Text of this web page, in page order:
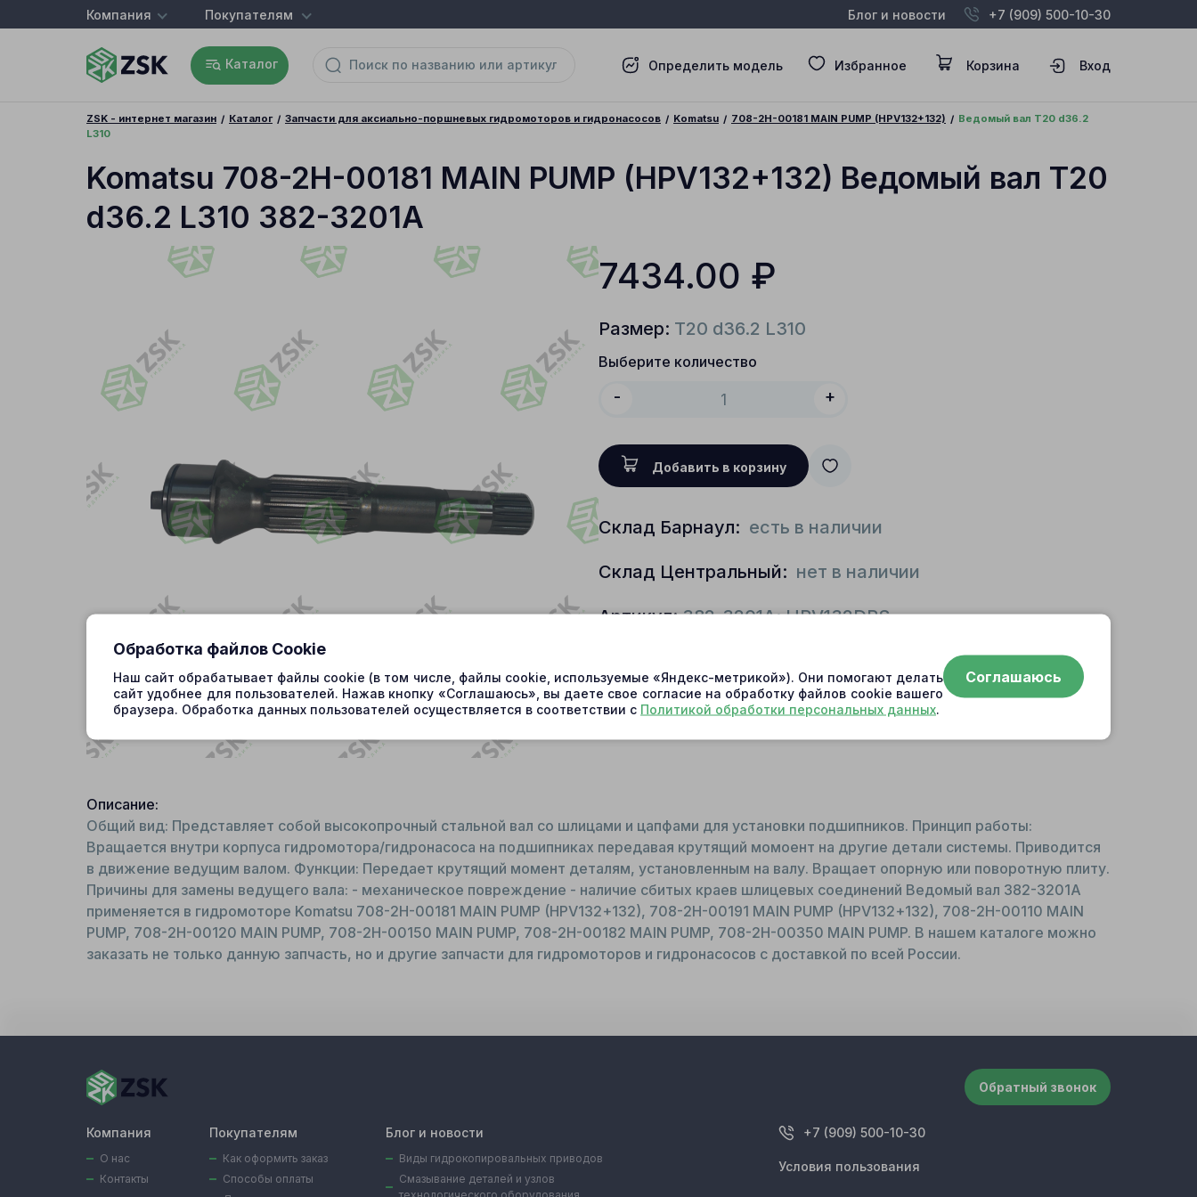
Компания Покупателям Блог и новости +7 (909) 500-10-30
Каталог Определить модель Избранное Корзина Вход
ZSK - интернет магазин Каталог Запчасти для аксиально-поршневых гидромоторов и гидронасосов Komatsu 708-2H-00181 MAIN PUMP (HPV132+132)
Ведомый вал T20 d36.2
L310
Komatsu 708-2H-00181 MAIN PUMP (HPV132+132) Ведомый вал T20
d36.2 L310 382-3201A
7434.00 ₽
Размер: T20 d36.2 L310
Выберите количество
- +
Добавить в корзину
Склад Барнаул: есть в наличии
Склад Центральный: нет в наличии
Артикул: 382-3201A; HPV132DRS
Описание:
Общий вид: Представляет собой высокопрочный стальной вал со шлицами и цапфами для установки подшипников. Принцип работы:
Вращается внутри корпуса гидромотора/гидронасоса на подшипниках передавая крутящий момоент на другие детали системы. Приводится
в движение ведущим валом. Функции: Передает крутящий момент деталям, установленным на валу. Вращает опорную или поворотную плиту.
Причины для замены ведущего вала: - механическое повреждение - наличие сбитых краев шлицевых соединений Ведомый вал 382-3201A
применяется в гидромоторе Komatsu 708-2H-00181 MAIN PUMP (HPV132+132), 708-2H-00191 MAIN PUMP (HPV132+132), 708-2H-00110 MAIN
PUMP, 708-2H-00120 MAIN PUMP, 708-2H-00150 MAIN PUMP, 708-2H-00182 MAIN PUMP, 708-2H-00350 MAIN PUMP. В нашем каталоге можно
заказать не только данную запчасть, но и другие запчасти для гидромоторов и гидронасосов с доставкой по всей России.
Обратный звонок
Компания
О нас
Контакты
Покупателям
Как оформить заказ
Способы оплаты
Блог и новости
Виды гидрокопировальных приводов
Смазывание деталей и узлов
+7 (909) 500-10-30
Условия пользования
Обработка файлов Cookie
Наш сайт обрабатывает файлы cookie (в том числе, файлы cookie, используемые «Яндекс-метрикой»). Они помогают делать
сайт удобнее для пользователей. Нажав кнопку «Соглашаюсь», вы даете свое согласие на обработку файлов cookie вашего
браузера. Обработка данных пользователей осуществляется в соответствии с Политикой обработки персональных данных
Соглашаюсь